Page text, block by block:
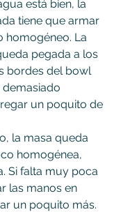
está bien, la
tiene que armar
homogéneo. La
pegada a los
bordes del bowl
demasiado
un poquito de
la masa queda
homogénea,
Si falta muy poca
las manos en
un poquito más.